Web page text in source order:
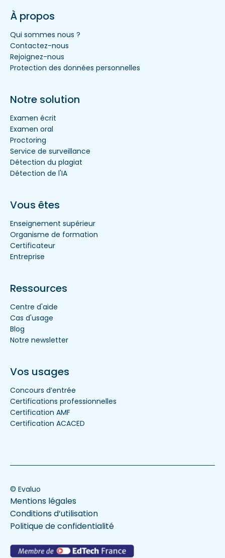
À propos
Qui sommes nous ?
Contactez-nous
Rejoignez-nous
Protection des données personnelles
Notre solution
Examen écrit
Examen oral
Proctoring
Service de surveillance
Détection du plagiat
Détection de l'IA
Vous êtes
Enseignement supérieur
Organisme de formation
Certificateur
Entreprise
Ressources
Centre d'aide
Cas d'usage
Blog
Notre newsletter
Vos usages
Concours d’entrée
Certifications professionnelles
Certification AMF
Certification ACACED
© Evaluo
Mentions légales
Conditions d’utilisation
Politique de confidentialité